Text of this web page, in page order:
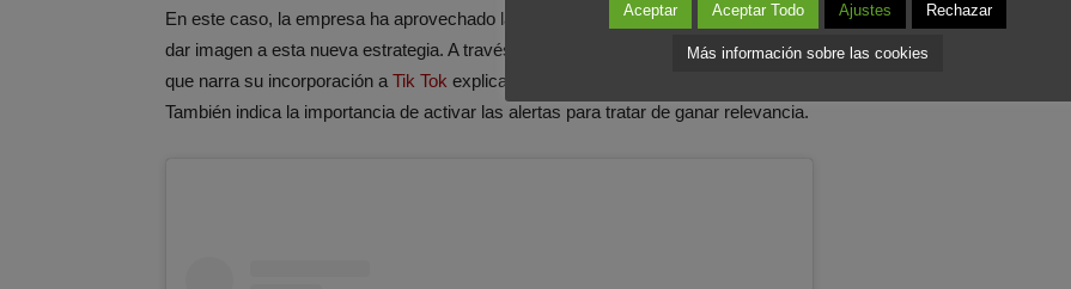
En este caso, la empresa ha aprovechado la notoriedad que tiene en otrasredes socialespara impulsar y
dar imagen a esta nueva estrategia. A través de
, por ejemplo, ha lanzado una publicación en la
que narra su incorporación a Tik Tok explicando lo que va a mostrar el canal y el por qué de su creación.
También indica la importancia de activar las alertas para tratar de ganar relevancia.
Aceptar Aceptar Todo Ajustes Rechazar
Más información sobre las cookies